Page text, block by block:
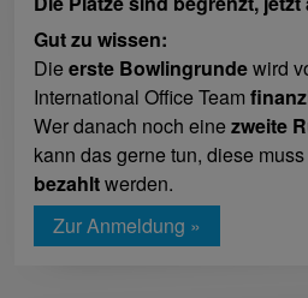
Gut zu wissen:
Die erste Bowlingrundewird
International Office Team
Wer danach noch eine zweite
kann das gerne tun, diese
bezahltwerden.
Zur Anmeldung »